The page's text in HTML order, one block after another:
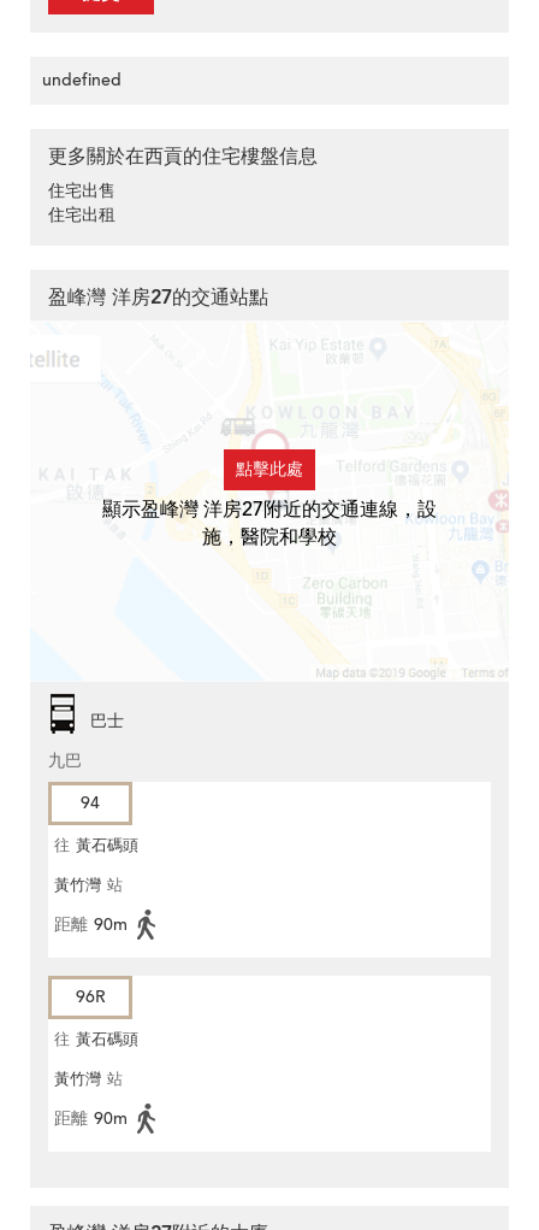
undefined
更多關於在西貢的住宅樓盤信息
住宅出售
住宅出租
盈峰灣 洋房27的交通站點
點擊此處
顯示盈峰灣 洋房27附近的交通連線，設
施，醫院和學校
巴士
九巴
94
往 黃石碼頭
黃竹灣 站
距離 90m
96R
往 黃石碼頭
黃竹灣 站
距離 90m